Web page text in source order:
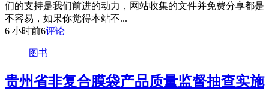
们的支持是我们前进的动力，网站收集的文件并免费分享都是
不容易，如果你觉得本站不...
6 小时前6评论
图书
贵州省非复合膜袋产品质量监督抽查实施